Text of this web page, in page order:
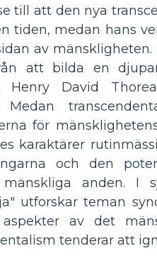
till att den nya
tiden, medan hans
av
att bilda en
Henry David
Medan
för
karaktärer
och den
anden. I
utforskar teman
aspekter av det
tenderar att